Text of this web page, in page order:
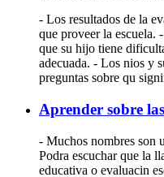
- Los resultados de la
que proveer la escuela.
que su hijo tiene
adecuada. - Los nios y
preguntas sobre qu
Aprender sobre
- Muchos nombres son
Podra escuchar que la
educativa o evaluacin